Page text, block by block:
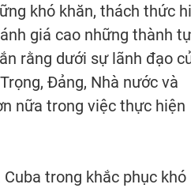
khó khăn, thách thức
giá cao những thành
rằng dưới sự lãnh đạo
Đảng, Nhà nước và
nữa trong việc thực hiện
trong khắc phục khó